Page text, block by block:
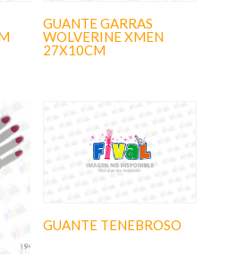
GUANTE GARRAS
WOLVERINE XMEN
27X10CM
GUANTE TENEBROSO